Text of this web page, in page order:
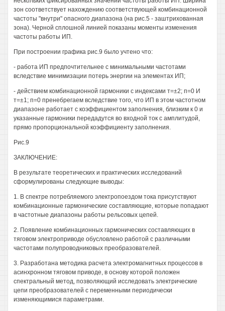
зон соответствует нахождению соответствующей комбинационной
частоты "внутри" опасного диапазона (на рис.5 - заштрихованная
зона). Черной сплошной линией показаны моменты изменения
частоты работы ИП.
При построении графика рис.9 было учтено что:
- работа ИП предпочтительнее с минимальными частотами
вследствие минимизации потерь энергии на элементах ИП;
- действием комбинационной гармоники с индексами т=±2; п=0 И
т=±1; п=0 пренебрегаем вследствие того, что ИП в этом частотном
диапазоне работает с коэффициентом заполнения, близким к 0 и
указанные гармоники передадутся во входной ток с амплитудой,
прямо пропорциональной коэффициенту заполнения.
Рис.9
ЗАКЛЮЧЕНИЕ:
В результате теоретических и практических исследований
сформулированы следующие выводы:
1. В спектре потребляемого электропоездом тока присутствуют
комбинационные гармонические составляющие, которые попадают
в частотные диапазоны работы рельсовых цепей.
2. Появление комбинационных гармонических составляющих в
тяговом электроприводе обусловлено работой с различными
частотами полупроводниковых преобразователей.
3. Разработана методика расчета электромагнитных процессов в
асинхронном тяговом приводе, в основу которой положен
спектральный метод, позволяющий исследовать электрические
цепи преобразователей с переменными периодически
изменяющимися параметрами.